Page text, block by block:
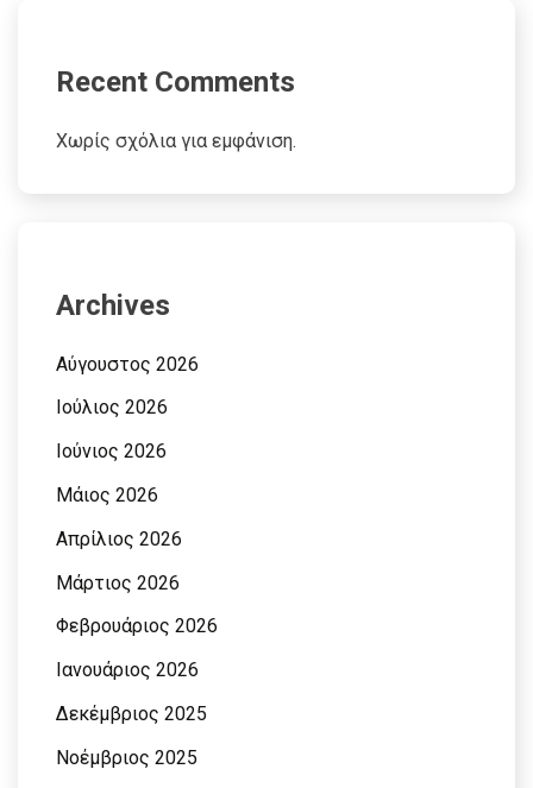
Recent Comments
Χωρίς σχόλια για εμφάνιση.
Archives
Αύγουστος 2026
Ιούλιος 2026
Ιούνιος 2026
Μάιος 2026
Απρίλιος 2026
Μάρτιος 2026
Φεβρουάριος 2026
Ιανουάριος 2026
Δεκέμβριος 2025
Νοέμβριος 2025